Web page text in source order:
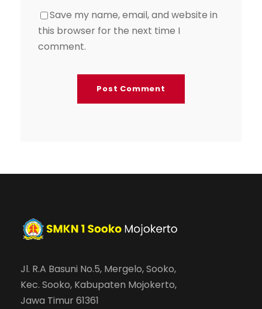
Save my name, email, and website in
this browser for the next time I
comment.
Jl. R.A Basuni No.5, Mergelo, Sooko,
Kec. Sooko, Kabupaten Mojokerto,
Jawa Timur 61361